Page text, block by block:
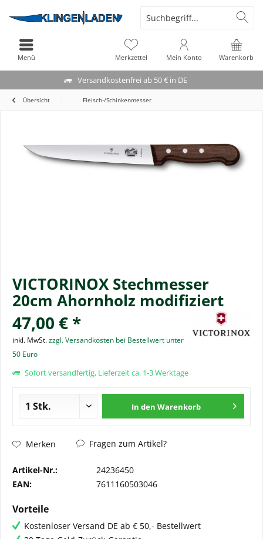
Versandkostenfrei ab 50 € in DE
Warenkorb
Merkzettel Mein Konto
Menü
Übersicht Fleisch-/Schinkenmesser
VICTORINOX Stechmesser
20cm Ahornholz modifiziert
47,00 € *
inkl. MwSt.zzgl. Versandkosten bei Bestellwert unter
50 Euro
Sofort versandfertig, Lieferzeit ca. 1-3 Werktage
In den Warenkorb
Merken Fragen zum Artikel?
Artikel-Nr.:
24236450
EAN:
7611160503046
Vorteile
Kostenloser Versand DE ab € 50,- Bestellwert